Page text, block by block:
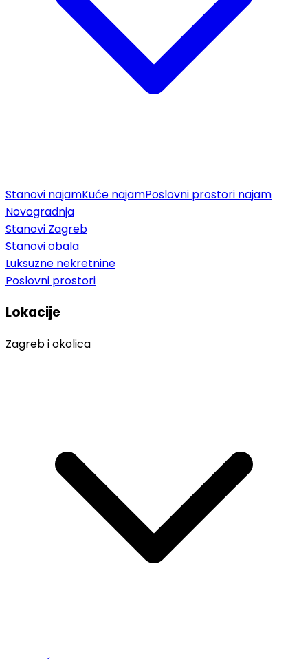
Stanovi najamKuće najamPoslovni prostori najam
Novogradnja
Stanovi Zagreb
Stanovi obala
Luksuzne nekretnine
Poslovni prostori
Lokacije
Zagreb i okolica